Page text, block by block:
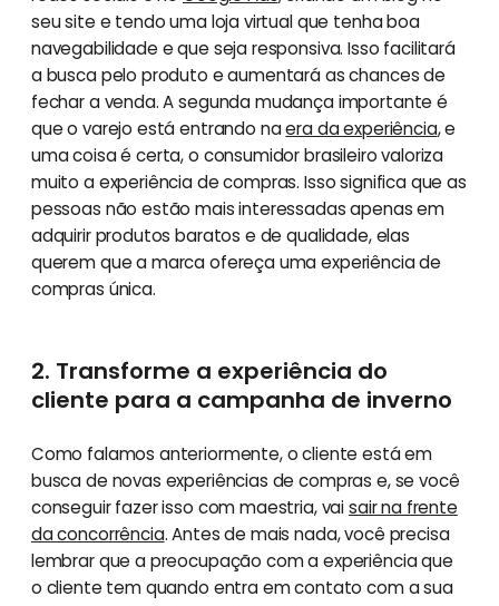
seu site e tendo uma loja virtual que tenha boa
navegabilidade e que seja responsiva. Isso facilitará
a busca pelo produto e aumentará as chances de
fechar a venda. A segunda mudança importante é
que o varejo está entrando naera da experiência, e
uma coisa é certa, o consumidor brasileiro valoriza
muito a experiência de compras. Isso significa que as
pessoas não estão mais interessadas apenas em
adquirir produtos baratos e de qualidade, elas
querem que a marca ofereça uma experiência de
compras única.
2. Transforme a experiência do
cliente para a campanha de inverno
Como falamos anteriormente, o cliente está em
busca de novas experiências de compras e, se você
conseguir fazer isso com maestria, vaisair na frente
da concorrência. Antes de mais nada, você precisa
lembrar que a preocupação com a experiência que
o cliente tem quando entra em contato com a sua